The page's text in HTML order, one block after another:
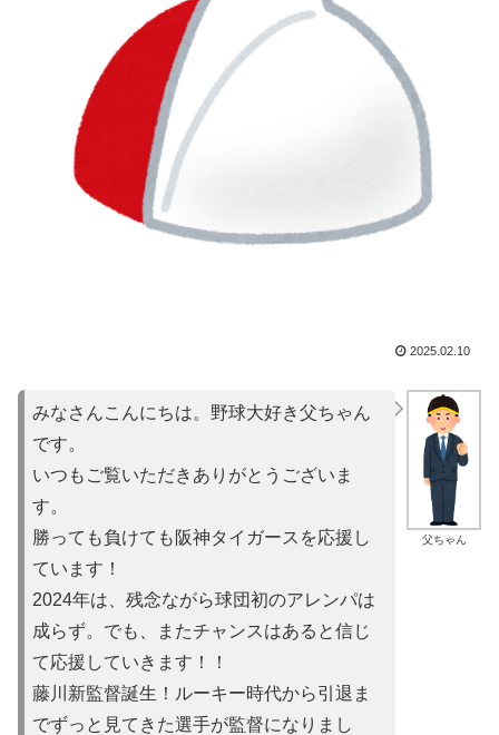
2025.02.10
父ちゃん
みなさんこんにちは。野球大好き父ちゃん
です。
いつもご覧いただきありがとうございま
す。
勝っても負けても阪神タイガースを応援し
ています！
2024年は、残念ながら球団初のアレンパは
成らず。でも、またチャンスはあると信じ
て応援していきます！！
藤川新監督誕生！ルーキー時代から引退ま
でずっと見てきた選手が監督になりまし